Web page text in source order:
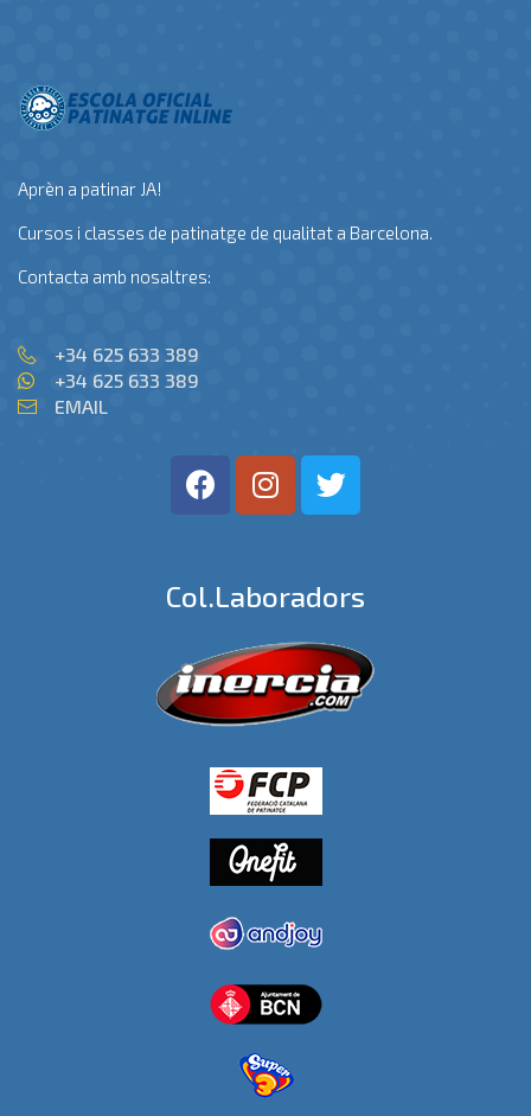
Aprèn a patinar JA!
Cursos i classes de patinatge de qualitat a Barcelona.
Contacta amb nosaltres:
+34 625 633 389
+34 625 633 389
EMAIL
Col.laboradors